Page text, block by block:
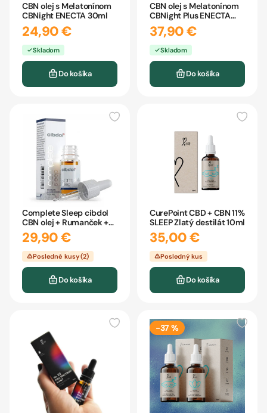
CBN olej s Melatonínom
CBNight ENECTA 30ml
24,90 €
Skladom
Do košíka
CBN olej s Melatonínom
CBNight Plus ENECTA
30ml
37,90 €
Skladom
Do košíka
Complete Sleep cibdol
CBN olej + Rumanček +
Levanduľa 10ml
29,90 €
Posledné kusy (2)
Do košíka
CurePoint CBD + CBN 11%
SLEEP Zlatý destilát 10ml
35,00 €
Posledný kus
Do košíka
-37 %